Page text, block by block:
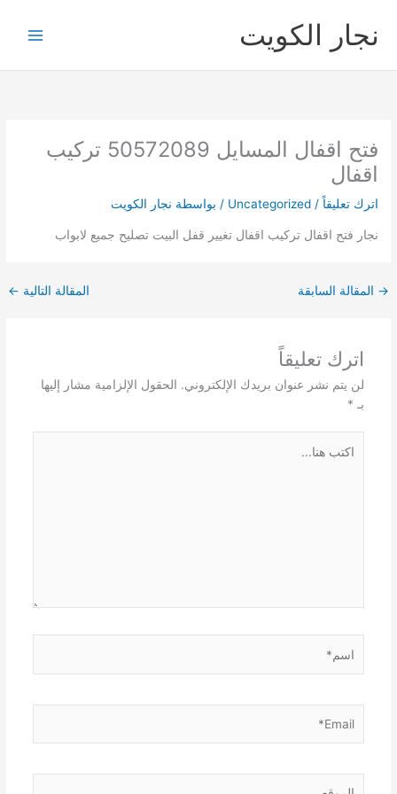
المحتوىنجار الكويت
فتح اقفال المسايل 50572089 تركيب
اقفال
اترك تعليقاً /
Uncategorized / بواسطة نجار الكويت
نجار فتح اقفال تركيب اقفال تغيير قفل البيت تصليح جميع لابواب
→ المقالة السابقة المقالة التالية ←
اترك تعليقاً
لن يتم نشر عنوان بريدك الإلكتروني. الحقول الإلزامية مشار إليها
بـ *
هنا...